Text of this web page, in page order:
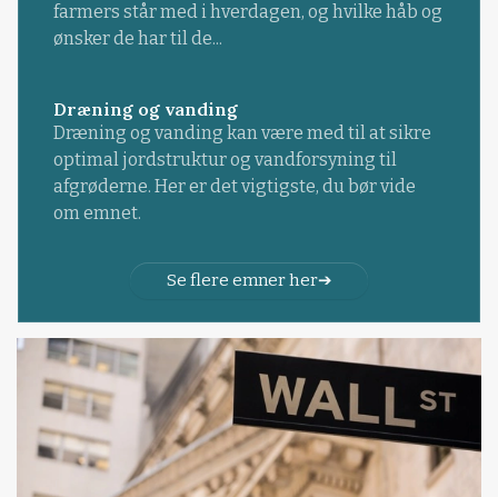
farmers står med i hverdagen, og hvilke håb og
ønsker de har til de...
Dræning og vanding
Dræning og vanding kan være med til at sikre
optimal jordstruktur og vandforsyning til
afgrøderne. Her er det vigtigste, du bør vide
om emnet.
Se flere emner her